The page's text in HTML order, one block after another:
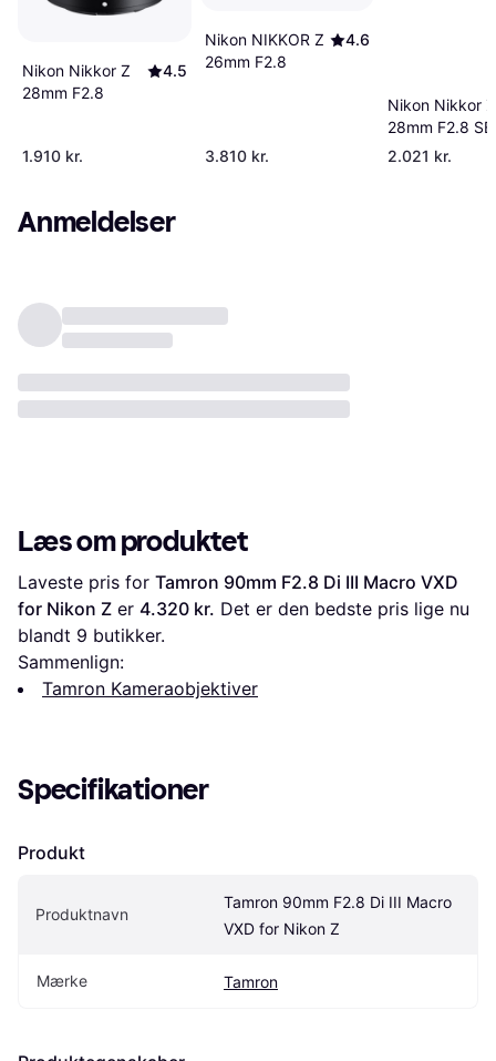
Nikon Nikkor Z
28mm F2.8
4.5
1.910 kr.
Nikon NIKKOR Z
26mm F2.8
4.6
3.810 kr.
Nikon Nikkor Z
28mm F2.8 SE
2.021 kr.
Anmeldelser
Læs om produktet
Laveste pris for Tamron 90mm F2.8 Di III Macro VXD
for Nikon Z er 4.320 kr. Det er den bedste pris lige nu
blandt 9 butikker.
Sammenlign:
Tamron Kameraobjektiver
Specifikationer
Produkt
Produktnavn
Tamron 90mm F2.8 Di III Macro
VXD for Nikon Z
Mærke Tamron